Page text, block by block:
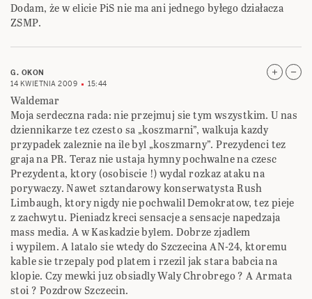
Dodam, że w elicie PiS nie ma ani jednego byłego działacza
ZSMP.
G. OKON
14 KWIETNIA 2009
15:44
Waldemar
Moja serdeczna rada: nie przejmuj sie tym wszystkim. U nas
dziennikarze tez czesto sa „koszmarni”, walkuja kazdy
przypadek zaleznie na ile byl „koszmarny”. Prezydenci tez
graja na PR. Teraz nie ustaja hymny pochwalne na czesc
Prezydenta, ktory (osobiscie !) wydal rozkaz ataku na
porywaczy. Nawet sztandarowy konserwatysta Rush
Limbaugh, ktory nigdy nie pochwalil Demokratow, tez pieje
z zachwytu. Pieniadz kreci sensacje a sensacje napedzaja
mass media. A w Kaskadzie bylem. Dobrze zjadlem
i wypilem. A latalo sie wtedy do Szczecina AN-24, ktoremu
kable sie trzepaly pod platem i rzezil jak stara babcia na
klopie. Czy mewki juz obsiadly Waly Chrobrego ? A Armata
stoi ? Pozdrow Szczecin.